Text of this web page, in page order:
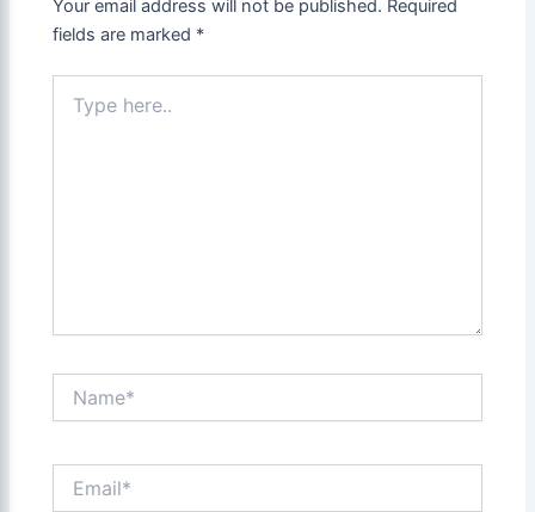
Your email address will not be published. Required
fields are marked *
here..